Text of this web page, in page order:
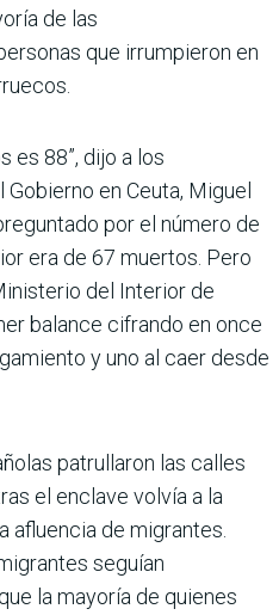
de las
que irrumpieron en
es 88”, dijo a los
en Ceuta, Miguel
por el número de
era de 67 muertos. Pero
del Interior de
balance cifrando en once
y uno al caer desde
patrullaron las calles
el enclave volvía a la
afluencia de migrantes.
seguían
la mayoría de quienes